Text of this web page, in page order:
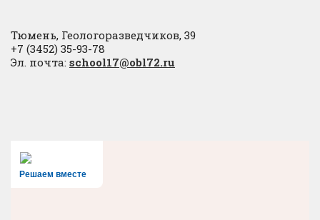
Тюмень, Геологоразведчиков, 39
+7 (3452) 35-93-78
Эл. почта: school17@obl72.ru
Решаем вместе